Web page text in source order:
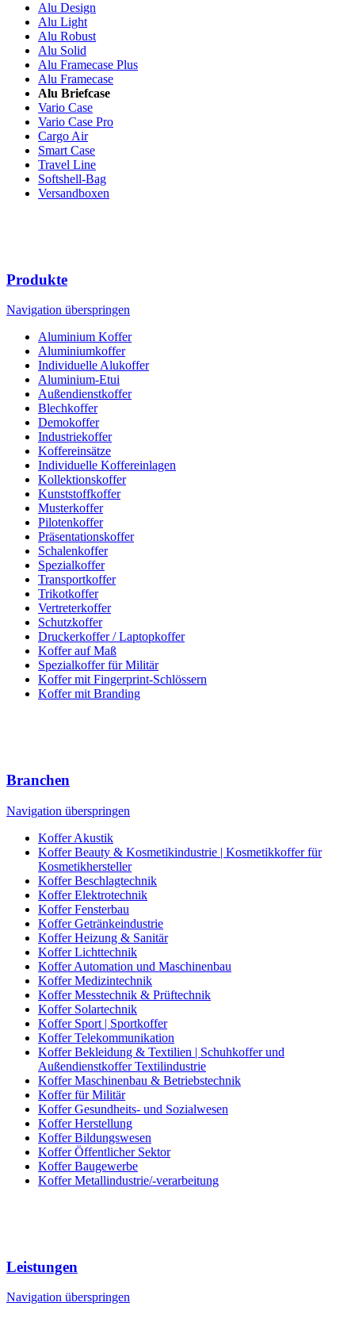
Alu Design
Alu Light
Alu Robust
Alu Solid
Alu Framecase Plus
Alu Framecase
Alu Briefcase
Vario Case
Vario Case Pro
Cargo Air
Smart Case
Travel Line
Softshell-Bag
Versandboxen
Produkte
Navigation überspringen
Aluminium Koffer
Aluminiumkoffer
Individuelle Alukoffer
Aluminium-Etui
Außendienstkoffer
Blechkoffer
Demokoffer
Industriekoffer
Koffereinsätze
Individuelle Koffereinlagen
Kollektionskoffer
Kunststoffkoffer
Musterkoffer
Pilotenkoffer
Präsentationskoffer
Schalenkoffer
Spezialkoffer
Transportkoffer
Trikotkoffer
Vertreterkoffer
Schutzkoffer
Druckerkoffer / Laptopkoffer
Koffer auf Maß
Spezialkoffer für Militär
Koffer mit Fingerprint-Schlössern
Koffer mit Branding
Branchen
Navigation überspringen
Koffer Akustik
Koffer Beauty & Kosmetikindustrie | Kosmetikkoffer für
Kosmetikhersteller
Koffer Beschlagtechnik
Koffer Elektrotechnik
Koffer Fensterbau
Koffer Getränkeindustrie
Koffer Heizung & Sanitär
Koffer Lichttechnik
Koffer Automation und Maschinenbau
Koffer Medizintechnik
Koffer Messtechnik & Prüftechnik
Koffer Solartechnik
Koffer Sport | Sportkoffer
Koffer Telekommunikation
Koffer Bekleidung & Textilien | Schuhkoffer und
Außendienstkoffer Textilindustrie
Koffer Maschinenbau & Betriebstechnik
Koffer für Militär
Koffer Gesundheits- und Sozialwesen
Koffer Herstellung
Koffer Bildungswesen
Koffer Öffentlicher Sektor
Koffer Baugewerbe
Koffer Metallindustrie/-verarbeitung
Leistungen
Navigation überspringen